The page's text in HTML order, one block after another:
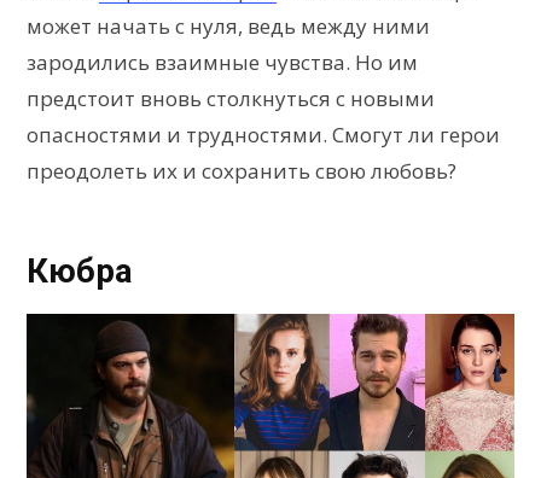
может начать с нуля, ведь между ними
зародились взаимные чувства. Но им
предстоит вновь столкнуться с новыми
опасностями и трудностями. Смогут ли герои
преодолеть их и сохранить свою любовь?
Кюбра